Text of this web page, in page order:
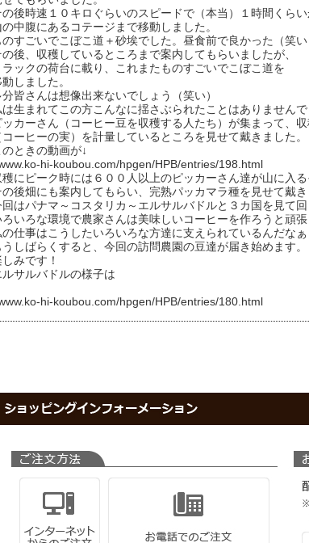
の後時速１０キロぐらいのスピードで（本当）１時間くら
の中腹にあるコテージまで移動しました。
のすごいでこぼこ道＋砂埃でした。昼食前で良かった（笑い
の後、収穫しているところまで案内してもらいましたが、
ラックの荷台に載り、これまたものすごいでこぼこ道を
しました。
分皆さんは想像出来ないでしょう（笑い）
は生まれてこの方こんなに揺さぶられたことはありませんで
ッカーさん（コーヒー豆を収穫する人たち）が集まって、
コーヒーの実）を計量しているところを見せて戴きました。
のときの動画が↓
hi-koubou.com/hpgen/HPB/entries/198.html
穫にピーク時には６００人以上のピッカーさん達が山に入る
の後畑にも案内してもらい、完熟パッカマラ種を見せて戴き
回はパナマ～コスタリカ～エルサルバドルと３カ国を見て回
ろいろな環境で農家さんは美味しいコーヒーを作ろうと頑張
の仕事はこうしたいろいろな方達に支えられているんだなぁ
うしばらくすると、今回の訪問農園の豆達が届き始めます。
みです！
ルサルバドルの様子は
hi-koubou.com/hpgen/HPB/entries/180.html